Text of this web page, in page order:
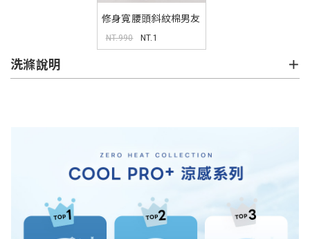
修身寬腰頭斜紋棉男友
長褲
NT.990 NT.1
洗滌說明